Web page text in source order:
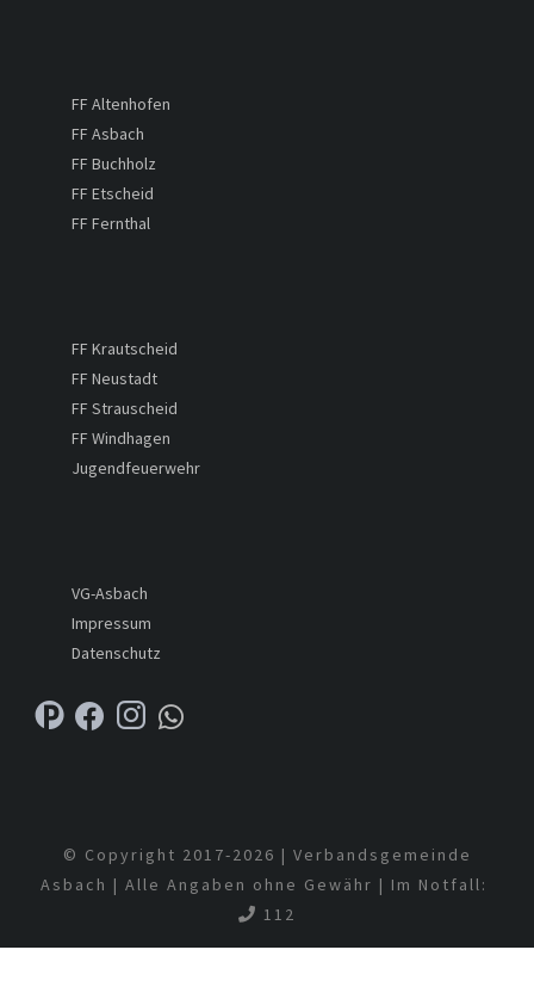
FF Altenhofen
FF Asbach
FF Buchholz
FF Etscheid
FF Fernthal
FF Krautscheid
FF Neustadt
FF Strauscheid
FF Windhagen
Jugendfeuerwehr
VG-Asbach
Impressum
Datenschutz
© Copyright 2017-2026 | Verbandsgemeinde
Asbach | Alle Angaben ohne Gewähr | Im Notfall:
112